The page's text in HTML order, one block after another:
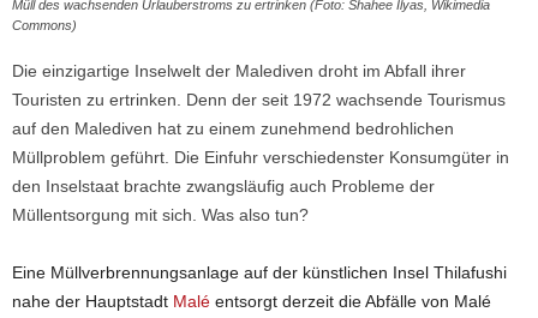
Müll des wachsenden Urlauberstroms zu ertrinken (Foto: Shahee Ilyas, Wikimedia
Commons)
Die einzigartige Inselwelt der Malediven droht im Abfall ihrer
Touristen zu ertrinken. Denn der seit 1972 wachsende Tourismus
auf den Malediven hat zu einem zunehmend bedrohlichen
Müllproblem geführt. Die Einfuhr verschiedenster Konsumgüter in
den Inselstaat brachte zwangsläufig auch Probleme der
Müllentsorgung mit sich. Was also tun?
Eine Müllverbrennungsanlage auf der künstlichen Insel Thilafushi
nahe der Hauptstadt Malé entsorgt derzeit die Abfälle von Malé